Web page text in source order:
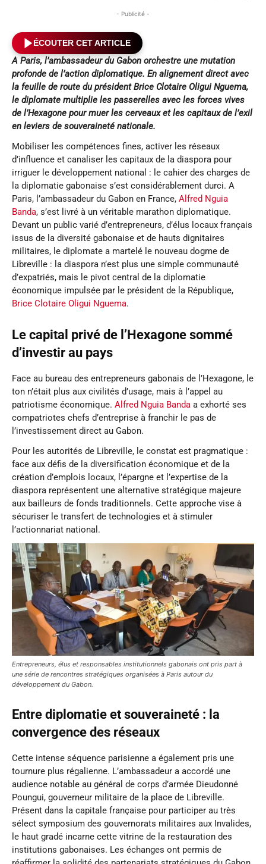
- Publicité -
ÉCOUTER CET ARTICLE
A Paris, l’ambassadeur du Gabon orchestre une mutation
profonde de l’action diplomatique. En alignement direct avec
la feuille de route du président Brice Clotaire Oligui Nguema,
le diplomate multiplie les passerelles avec les forces vives
de l’Hexagone pour muer les cerveaux et les capitaux de l’exil
en leviers de souveraineté nationale.
Mobiliser les compétences fines, activer les réseaux
d’influence et canaliser les capitaux de la diaspora pour
irriguer le développement national : le cahier des charges de
la diplomatie gabonaise s’est considérablement durci. A
Paris, l’ambassadeur du Gabon en France, Alfred Nguia
Banda, s’est livré à un véritable marathon diplomatique.
Devant un public varié d’entrepreneurs, d’élus locaux français
issus de la diversité gabonaise et de hauts dignitaires
militaires, le diplomate a martelé le nouveau dogme de
Libreville : la diaspora n’est plus une simple communauté
d’expatriés, mais le pivot central de la diplomatie
économique impulsée par le président de la République,
Brice Clotaire Oligui Nguema.
Le capital privé de l’Hexagone sommé
d’investir au pays
Face au bureau des entrepreneurs gabonais de l’Hexagone, le
ton n’était plus aux civilités d’usage, mais à l’appel au
patriotisme économique. Alfred Nguia Banda a exhorté ses
compatriotes chefs d’entreprise à franchir le pas de
l’investissement direct au Gabon.
Pour les autorités de Libreville, le constat est pragmatique :
face aux défis de la diversification économique et de la
création d’emplois locaux, l’épargne et l’expertise de la
diaspora représentent une alternative stratégique majeure
aux bailleurs de fonds traditionnels. Cette approche vise à
sécuriser le transfert de technologies et à stimuler
l’actionnariat national.
Entrepreneurs, élus et responsables institutionnels gabonais ont pris part à
une série de rencontres stratégiques organisées à Paris autour du
développement du Gabon.
Entre diplomatie et souveraineté : la
convergence des réseaux
Cette intense séquence parisienne a également pris une
tournure plus régalienne. L’ambassadeur a accordé une
audience notable au général de corps d’armée Dieudonné
Poungui, gouverneur militaire de la place de Libreville.
Présent dans la capitale française pour participer au très
sélect symposium des gouvernorats militaires aux Invalides,
le haut gradé incarne cette vitrine de la restauration des
institutions gabonaises. Les échanges ont permis de